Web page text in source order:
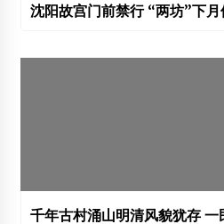
沈阳故宫门前禁行 “两坊”下
千年古村涌山明清风貌犹存